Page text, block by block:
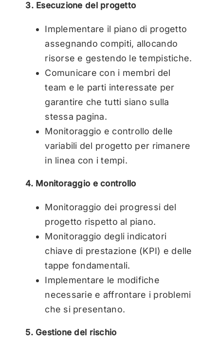
3. Esecuzione del progetto
Implementare il piano di progetto
assegnando compiti, allocando
risorse e gestendo le tempistiche.
Comunicare con i membri del
team e le parti interessate per
garantire che tutti siano sulla
stessa pagina.
Monitoraggio e controllo delle
variabili del progetto per rimanere
in linea con i tempi.
4. Monitoraggio e controllo
Monitoraggio dei progressi del
progetto rispetto al piano.
Monitoraggio degli indicatori
chiave di prestazione (KPI) e delle
tappe fondamentali.
Implementare le modifiche
necessarie e affrontare i problemi
che si presentano.
5. Gestione del rischio